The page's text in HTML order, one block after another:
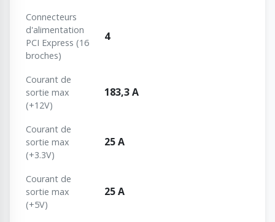
Connecteurs
d'alimentation
PCI Express (16
broches)
4
Courant de
sortie max
(+12V)
183,3 A
Courant de
sortie max
(+3.3V)
25 A
Courant de
sortie max
(+5V)
25 A